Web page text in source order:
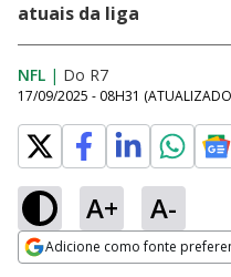
atuais da liga
NFL | Do R7
17/09/2025 - 08H31
A+ A-
Adicione como fonte